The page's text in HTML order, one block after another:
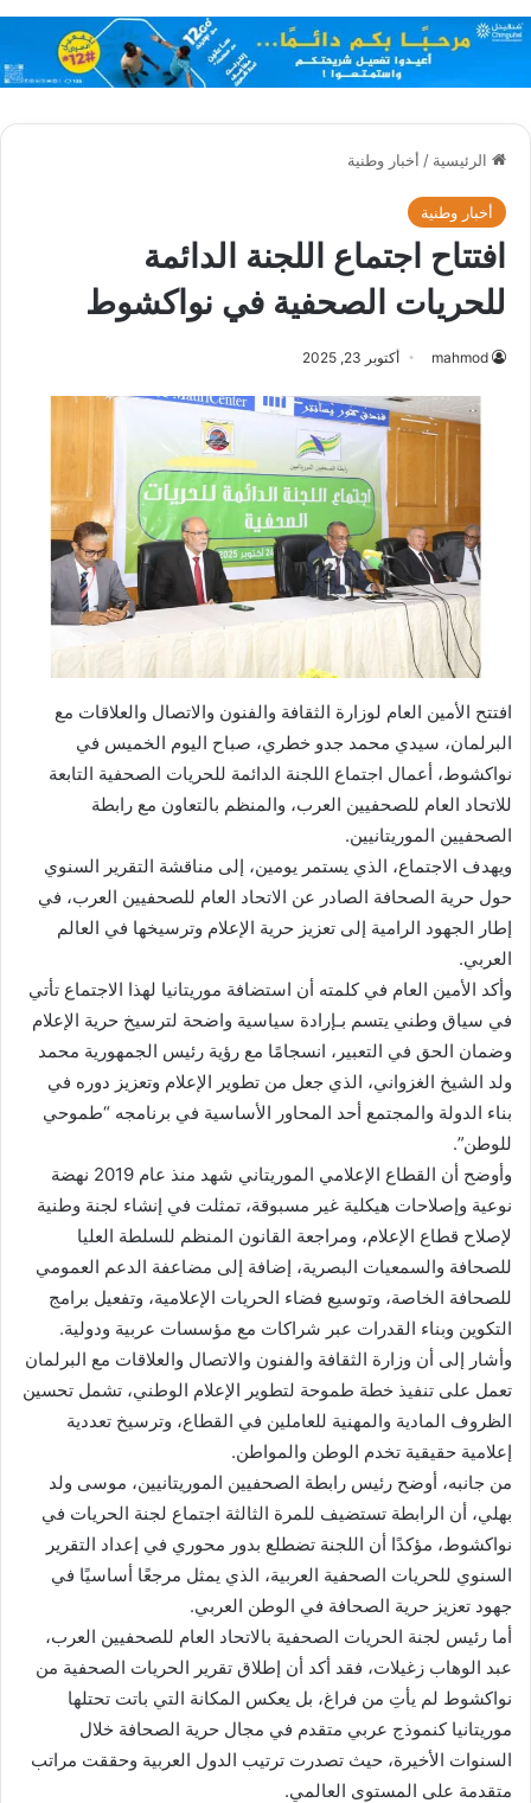
الرئيسية / أخبار وطنية
أخبار وطنية
افتتاح اجتماع اللجنة الدائمة
للحريات الصحفية في نواكشوط
mahmod أكتوبر 23, 2025
افتتح الأمين العام لوزارة الثقافة والفنون والاتصال والعلاقات مع
البرلمان، سيدي محمد جدو خطري، صباح اليوم الخميس في
نواكشوط، أعمال اجتماع اللجنة الدائمة للحريات الصحفية التابعة
للاتحاد العام للصحفيين العرب، والمنظم بالتعاون مع رابطة
الصحفيين الموريتانيين.
ويهدف الاجتماع، الذي يستمر يومين، إلى مناقشة التقرير السنوي
حول حرية الصحافة الصادر عن الاتحاد العام للصحفيين العرب، في
إطار الجهود الرامية إلى تعزيز حرية الإعلام وترسيخها في العالم
العربي.
وأكد الأمين العام في كلمته أن استضافة موريتانيا لهذا الاجتماع تأتي
في سياق وطني يتسم بـإرادة سياسية واضحة لترسيخ حرية الإعلام
وضمان الحق في التعبير، انسجامًا مع رؤية رئيس الجمهورية محمد
ولد الشيخ الغزواني، الذي جعل من تطوير الإعلام وتعزيز دوره في
بناء الدولة والمجتمع أحد المحاور الأساسية في برنامجه “طموحي
للوطن”.
وأوضح أن القطاع الإعلامي الموريتاني شهد منذ عام 2019 نهضة
نوعية وإصلاحات هيكلية غير مسبوقة، تمثلت في إنشاء لجنة وطنية
لإصلاح قطاع الإعلام، ومراجعة القانون المنظم للسلطة العليا
للصحافة والسمعيات البصرية، إضافة إلى مضاعفة الدعم العمومي
للصحافة الخاصة، وتوسيع فضاء الحريات الإعلامية، وتفعيل برامج
التكوين وبناء القدرات عبر شراكات مع مؤسسات عربية ودولية.
وأشار إلى أن وزارة الثقافة والفنون والاتصال والعلاقات مع البرلمان
تعمل على تنفيذ خطة طموحة لتطوير الإعلام الوطني، تشمل تحسين
الظروف المادية والمهنية للعاملين في القطاع، وترسيخ تعددية
إعلامية حقيقية تخدم الوطن والمواطن.
من جانبه، أوضح رئيس رابطة الصحفيين الموريتانيين، موسى ولد
بهلي، أن الرابطة تستضيف للمرة الثالثة اجتماع لجنة الحريات في
نواكشوط، مؤكدًا أن اللجنة تضطلع بدور محوري في إعداد التقرير
السنوي للحريات الصحفية العربية، الذي يمثل مرجعًا أساسيًا في
جهود تعزيز حرية الصحافة في الوطن العربي.
أما رئيس لجنة الحريات الصحفية بالاتحاد العام للصحفيين العرب،
عبد الوهاب زغيلات، فقد أكد أن إطلاق تقرير الحريات الصحفية من
نواكشوط لم يأتِ من فراغ، بل يعكس المكانة التي باتت تحتلها
موريتانيا كنموذج عربي متقدم في مجال حرية الصحافة خلال
السنوات الأخيرة، حيث تصدرت ترتيب الدول العربية وحققت مراتب
متقدمة على المستوى العالمي.